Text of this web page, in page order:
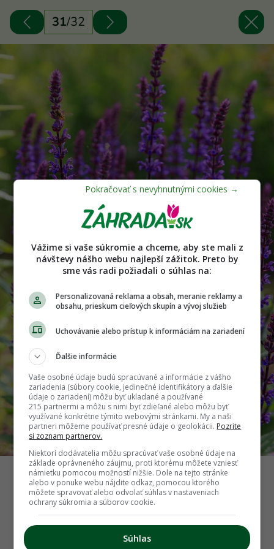
31/32
Šalvia hájna
Zdroj: Shutterstock
Späť na článok
Vážime si vaše súkromie a chceme, aby ste mali z
návštevy nášho webu najlepší zážitok. Preto by
sme vás radi požiadali o súhlas na:
Personalizovaná reklama a obsah, meranie reklamy a
obsahu, prieskum cieľových skupín a vývoj služieb
Uchovávanie alebo prístup k informáciám na zariadení
Ďalšie informácie
Vaše osobné údaje budú spracúvané a informácie z vášho
zariadenia (súbory cookie, jedinečné identifikátory a ďalšie
údaje o zariadení) môžu byť ukladané a používané
215 partnermi a môžu s nimi byť zdieľané alebo môžu byť
využívané konkrétne týmito webovými stránkami. My a naši
partneri môžeme používať presné údaje o geolokácii. Pozrite
si zoznam partnerov.
Niektorí dodávatelia môžu spracúvať vaše osobné údaje na
základe oprávneného záujmu, proti ktorému môžete vzniesť
námietku pomocou možností nižšie. Dole na tejto stránke
alebo v ponuke webu nájdite odkaz, pomocou ktorého
môžete spravovať alebo odvolať súhlas v nastaveniach
ochrany súkromia a súborov cookie.
Súhlas